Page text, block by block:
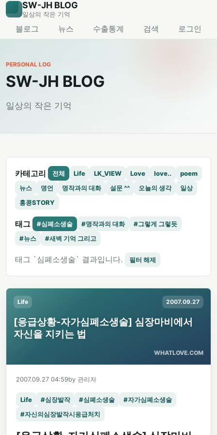
SW-JH BLOG
일상의 작은 기억
블로그 뉴스 수출통계 검색 로그인
PERSONAL LOG
SW-JH BLOG
일상의 작은 기억
카테고리 전체 Life LK_VIEW Love love..
poem
뉴스
명언 명작과의 대화 설문 ^^ 오늘의 생각
일상
홍콩STORY
태그 #심폐소생술 #명작과의 대화
#그렇게 그렇듯
#뉴스
#새벽 기억 그리고
태그 `심폐소생술` 결과입니다. 필터 해제
Life 2007.09.27
[응급상황-자가심폐소생술] 심장마비에서
자신을 지키는 법
WHATLOVE.COM
2007.09.27 04:59by 관리자
Life #심장발작 #심폐소생술
#자가심폐소생술
#자신의심장발작시응급처치